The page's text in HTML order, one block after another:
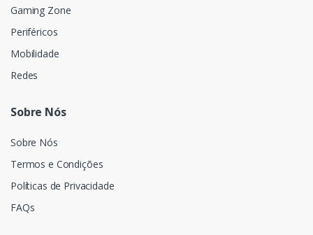
Gaming Zone
Periféricos
Mobilidade
Redes
Sobre Nós
Sobre Nós
Termos e Condições
Políticas de Privacidade
FAQs